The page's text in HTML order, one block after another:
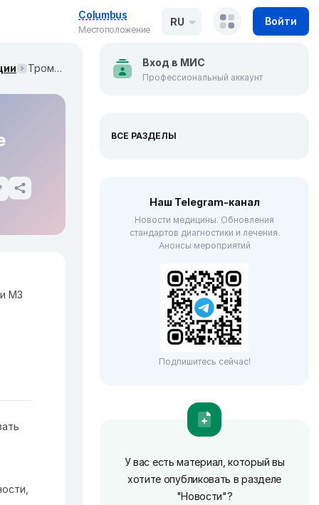
Columbus
Местоположение
RU Войти
Тромбоз глубоких вен конечностей. Клинические рекомендации МЗ России
МЗ
Вход в МИС
Профессиональный аккаунт
ВСЕ РАЗДЕЛЫ
Наш Telegram-канал
Новости медицины. Обновления
стандартов диагностики и лечения.
Анонсы мероприятий
Подпишитесь сейчас!
У вас есть материал, который вы
хотите опубликовать в разделе
"Новости"?